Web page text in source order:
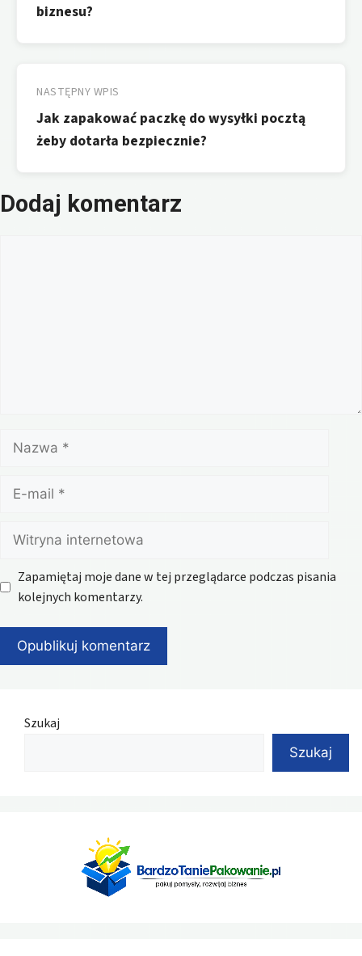
biznesu?
NASTĘPNY WPIS
Jak zapakować paczkę do wysyłki pocztą
żeby dotarła bezpiecznie?
Dodaj komentarz
Nazwa
mail
Witryna
internetowa
Zapamiętaj moje dane w tej przeglądarce podczas pisania
kolejnych komentarzy.
Szukaj
Szukaj